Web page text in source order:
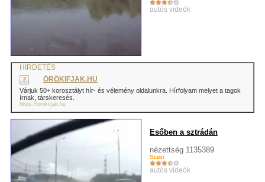
autós videók
HIRDETÉS
ÖRÖKIFJAK.HU
Várjuk 50+ korosztályt hír- és vélemény oldalunkra. Hírfolyam melyet a tagok
írnak, társkeresés.
https://orokifjak.hu
Esőben a sztrádán
nézettség 1135389
Szabi
autós videók